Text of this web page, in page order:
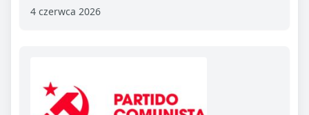
4 czerwca 2026